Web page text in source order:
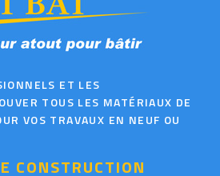
ET LES
TOUS LES MATÉRIAUX DE
VOS TRAVAUX EN NEUF OU
CONSTRUCTION